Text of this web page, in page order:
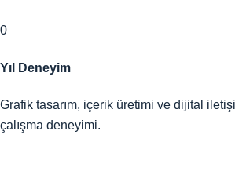
0
Yıl Deneyim
Grafik tasarım, içerik üretimi ve dijital
çalışma deneyimi.